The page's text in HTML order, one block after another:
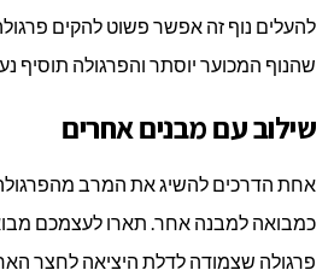
להעלים נוף זה אפשר פשוט להקים
שהנוף המכוער יוסתר והפרגולה תוסיף
שילוב עם מבנים אחרים
אחת הדרכים להשיג את המרב
כמבואה למבנה אחר. תארו לעצמכם
פרגולה שצמודה לדלת היציאה לחצר